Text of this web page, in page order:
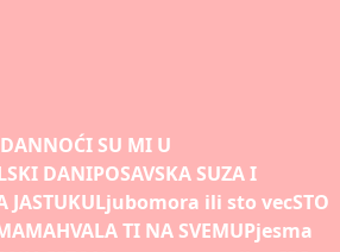
NOĆI SU MI U
DANIPOSAVSKA SUZA I
JASTUKULjubomora ili sto vecSTO
HVALA TI NA SVEMUPjesma